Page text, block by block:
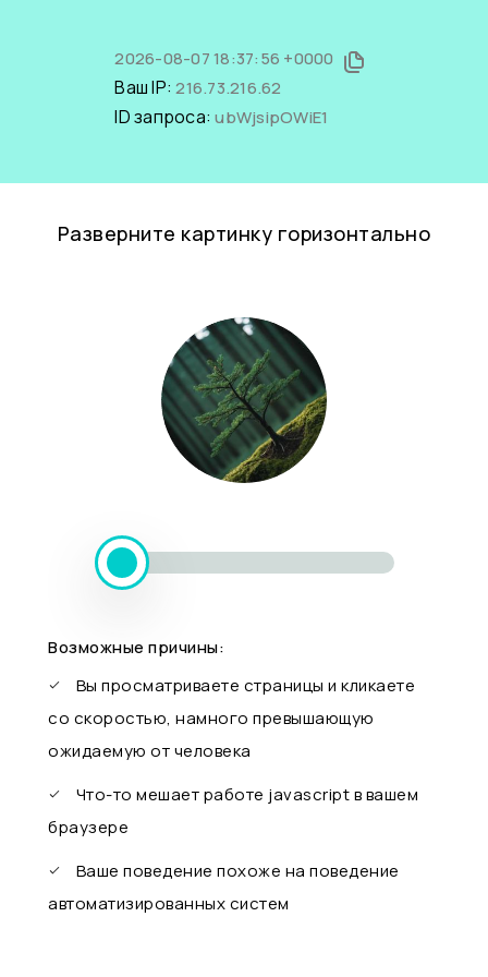
2026-08-07 18:37:56 +0000
Ваш IP:216.73.216.62
ID запроса:ubWjsipOWiE1
Разверните картинку горизонтально
Возможные причины:
Вы просматриваете страницы и кликаете
со скоростью, намного превышающую
ожидаемую от человека
Что-то мешает работе javascript в вашем
браузере
Ваше поведение похоже на поведение
автоматизированных систем